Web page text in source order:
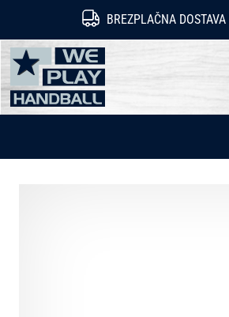
BREZPLAČNA DOSTAVA
WePlayHandball.si